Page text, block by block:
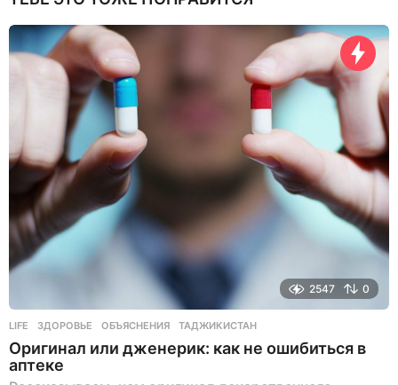
2547 0
LIFE ЗДОРОВЬЕ ,ОБЪЯСНЕНИЯ ,ТАДЖИКИСТАН
Оригинал или дженерик: как не ошибиться в
аптеке